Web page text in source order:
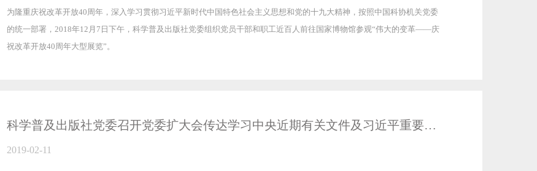
为隆重庆祝改革开放40周年，深入学习贯彻习近平新时代中国特色社会主义思想和党的十九大精神，按照中国科协机关党委
的统一部署，2018年12月7日下午，科学普及出版社党委组织党员干部和职工近百人前往国家博物馆参观“伟大的变革——庆
祝改革开放40周年大型展览”。
科学普及出版社党委召开党委扩大会传达学习中央近期有关文件及习近平重要讲话精神
2019-02-11